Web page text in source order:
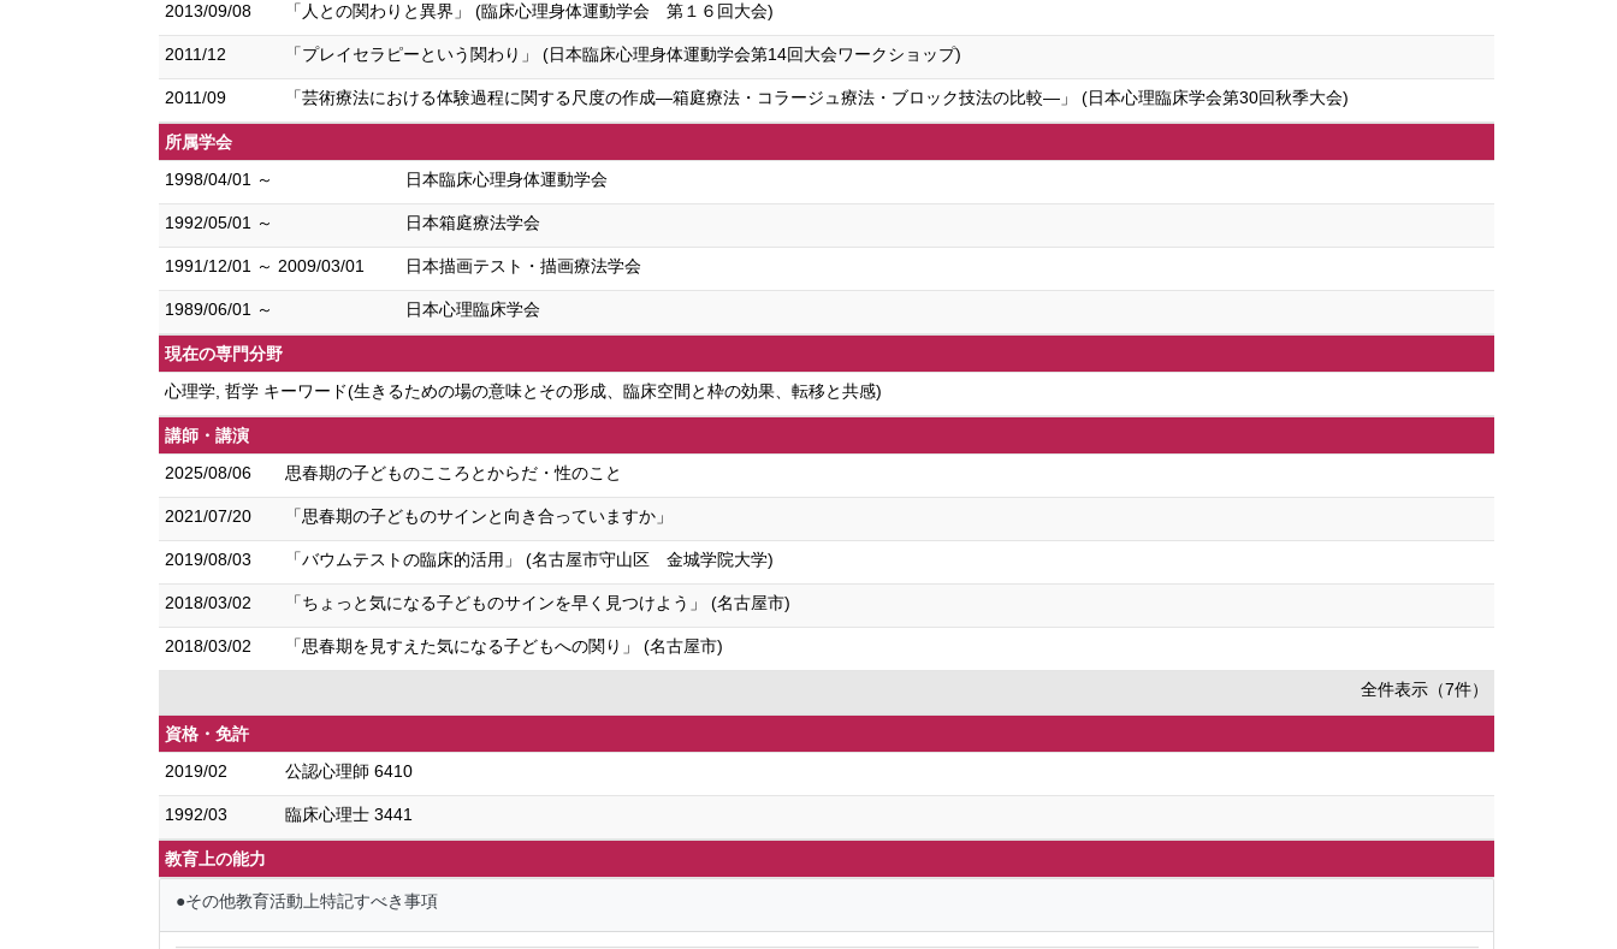
2013/09/08
「人との関わりと異界」 (臨床心理身体運動学会 第１６回大会)
2011/12 「プレイセラピーという関わり」 (日本臨床心理身体運動学会第14回大会ワークショップ)
2011/09 「芸術療法における体験過程に関する尺度の作成―箱庭療法・コラージュ療法・ブロック技法の比較―」 (日本心理臨床学会第30回秋季大会)
所属学会
1998/04/01 ～
日本臨床心理身体運動学会
1992/05/01 ～ 日本箱庭療法学会
1991/12/01 ～ 2009/03/01 日本描画テスト・描画療法学会
1989/06/01 ～ 日本心理臨床学会
現在の専門分野
心理学, 哲学 キーワード(生きるための場の意味とその形成、臨床空間と枠の効果、転移と共感)
講師・講演
2025/08/06
思春期の子どものこころとからだ・性のこと
2021/07/20 「思春期の子どものサインと向き合っていますか」
2019/08/03 「バウムテストの臨床的活用」 (名古屋市守山区 金城学院大学)
2018/03/02 「ちょっと気になる子どものサインを早く見つけよう」 (名古屋市)
2018/03/02 「思春期を見すえた気になる子どもへの関り」 (名古屋市)
全件表示（7件）
資格・免許
2019/02
公認心理師 6410
1992/03 臨床心理士 3441
教育上の能力
●その他教育活動上特記すべき事項